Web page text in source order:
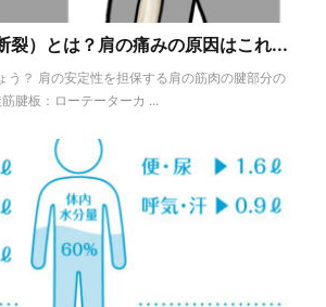
裂）とは？肩の痛みの原因はこれ...
う？ 肩の安定性を担保する肩の筋肉の腱部分の
腱板：ローテーターカ ...